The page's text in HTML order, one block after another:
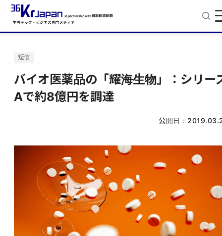
短信
バイオ医薬品の「耀海生物」：シリー
Aで約8億円を調達
公開日：